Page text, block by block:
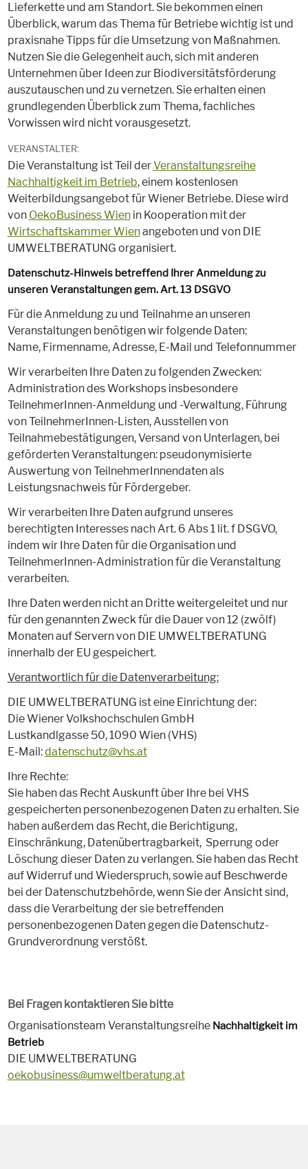
Lieferkette und am Standort. Sie bekommen einen
Überblick, warum das Thema für Betriebe wichtig ist und
praxisnahe Tipps für die Umsetzung von Maßnahmen.
Nutzen Sie die Gelegenheit auch, sich mit anderen
Unternehmen über Ideen zur Biodiversitätsförderung
auszutauschen und zu vernetzen. Sie erhalten einen
grundlegenden Überblick zum Thema, fachliches
Vorwissen wird nicht vorausgesetzt.
VERANSTALTER:
Die Veranstaltung ist Teil derVeranstaltungsreihe
Nachhaltigkeit im Betrieb, einem kostenlosen
Weiterbildungsangebot für Wiener Betriebe. Diese wird
von OekoBusiness Wienin Kooperation mit der
Wirtschaftskammer Wienangeboten und von DIE
UMWELTBERATUNG organisiert.
Datenschutz-Hinweis betreffend Ihrer Anmeldung zu
unseren Veranstaltungen gem. Art. 13 DSGVO
Für die Anmeldung zu und Teilnahme an unseren
Veranstaltungen benötigen wir folgende Daten:
Name, Firmenname, Adresse, E-Mail und Telefonnummer
Wir verarbeiten Ihre Daten zu folgenden Zwecken:
Administration des Workshops insbesondere
TeilnehmerInnen-Anmeldung und -Verwaltung, Führung
von TeilnehmerInnen-Listen, Ausstellen von
Teilnahmebestätigungen, Versand von Unterlagen, bei
geförderten Veranstaltungen: pseudonymisierte
Auswertung von TeilnehmerInnendaten als
Leistungsnachweis für Fördergeber.
Wir verarbeiten Ihre Daten aufgrund unseres
berechtigten Interesses nach Art. 6 Abs 1 lit. f DSGVO,
indem wir Ihre Daten für die Organisation und
TeilnehmerInnen-Administration für die Veranstaltung
verarbeiten.
Ihre Daten werden nicht an Dritte weitergeleitet und nur
für den genannten Zweck für die Dauer von 12 (zwölf)
Monaten auf Servern von DIE UMWELTBERATUNG
innerhalb der EU gespeichert.
Verantwortlich für die Datenverarbeitung:
DIE UMWELTBERATUNG ist eine Einrichtung der:
Die Wiener Volkshochschulen GmbH
Lustkandlgasse 50, 1090 Wien (VHS)
E-Mail:datenschutz@vhs.at
Ihre Rechte:
Sie haben das Recht Auskunft über Ihre bei VHS
gespeicherten personenbezogenen Daten zu erhalten. Sie
haben außerdem das Recht, die Berichtigung,
Einschränkung, Datenübertragbarkeit, Sperrung oder
Löschung dieser Daten zu verlangen. Sie haben das Recht
auf Widerruf und Wiederspruch, sowie auf Beschwerde
bei der Datenschutzbehörde, wenn Sie der Ansicht sind,
dass die Verarbeitung der sie betreffenden
personenbezogenen Daten gegen die Datenschutz-
Grundverordnung verstößt.
Bei Fragen kontaktieren Sie bitte
Organisationsteam Veranstaltungsreihe Nachhaltigkeit im
Betrieb
DIE UMWELTBERATUNG
oekobusiness@umweltberatung.at